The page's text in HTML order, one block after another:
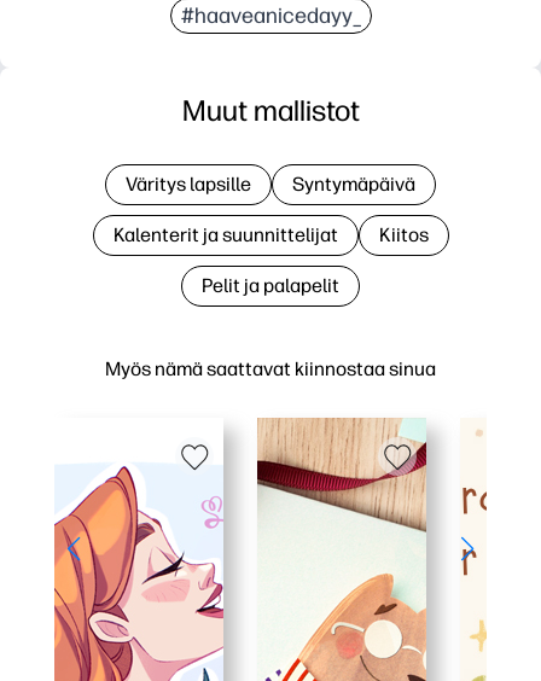
#haaveanicedayy_
Myös nämä saattavat kiinnostaa sinua
Muut mallistot
Väritys lapsille Syntymäpäivä
Kalenterit ja suunnittelijat Kiitos
Pelit ja palapelit